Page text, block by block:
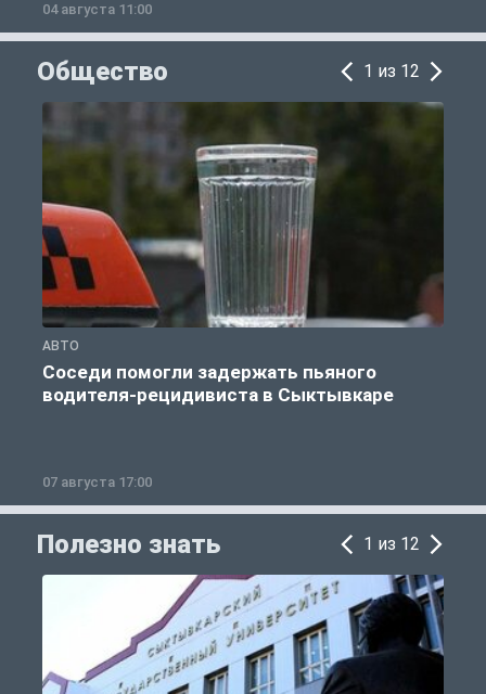
04 августа 11:00
Общество 1 из 12
АВТО
Соседи помогли задержать пьяного
водителя-рецидивиста в Сыктывкаре
07 августа 17:00
Полезно знать 1 из 12